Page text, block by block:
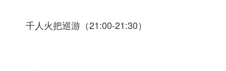
千人火把巡游（21:00-21:30）